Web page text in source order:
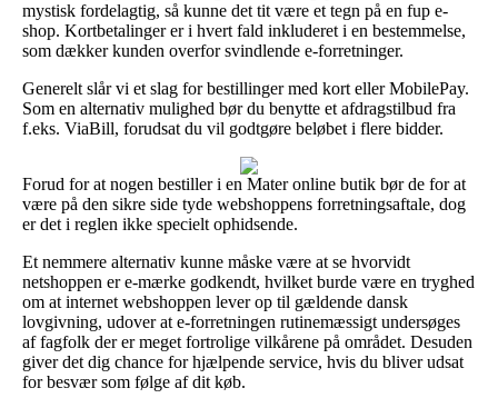
mystisk fordelagtig, så kunne det tit være et tegn på en fup e-
shop. Kortbetalinger er i hvert fald inkluderet i en bestemmelse,
som dækker kunden overfor svindlende e-forretninger.
Generelt slår vi et slag for bestillinger med kort eller MobilePay.
Som en alternativ mulighed bør du benytte et afdragstilbud fra
f.eks. ViaBill, forudsat du vil godtgøre beløbet i flere bidder.
Forud for at nogen bestiller i en Mater online butik bør de for at
være på den sikre side tyde webshoppens forretningsaftale, dog
er det i reglen ikke specielt ophidsende.
Et nemmere alternativ kunne måske være at se hvorvidt
netshoppen er e-mærke godkendt, hvilket burde være en tryghed
om at internet webshoppen lever op til gældende dansk
lovgivning, udover at e-forretningen rutinemæssigt undersøges
af fagfolk der er meget fortrolige vilkårene på området. Desuden
giver det dig chance for hjælpende service, hvis du bliver udsat
for besvær som følge af dit køb.